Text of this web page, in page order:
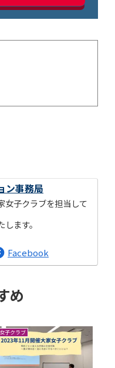
ン事務局
女子クラブを担当して
ます。
Facebook
め
子クラブ